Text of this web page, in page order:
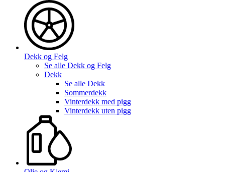
Dekk og Felg
Se alle Dekk og Felg
Dekk
Se alle Dekk
Sommerdekk
Vinterdekk med pigg
Vinterdekk uten pigg